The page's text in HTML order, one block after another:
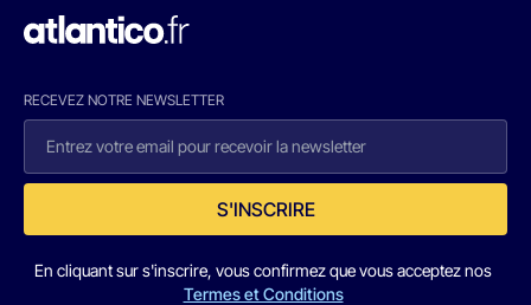
RECEVEZ NOTRE NEWSLETTER
S'INSCRIRE
En cliquant sur s'inscrire, vous confirmez que vous acceptez nos
Termes et Conditions